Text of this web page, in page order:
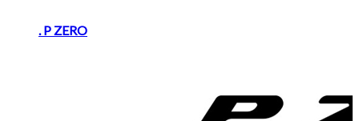
. P ZERO